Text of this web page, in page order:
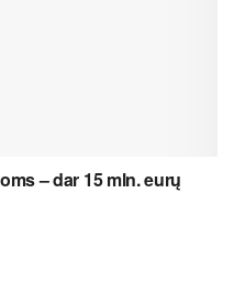
– dar 15 mln. eurų